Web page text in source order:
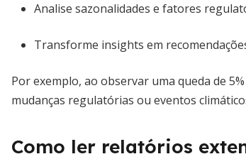
Analise sazonalidades e fatores
Transforme insights em
Por exemplo, ao observar uma queda de
mudanças regulatórias ou eventos
Como ler relatórios